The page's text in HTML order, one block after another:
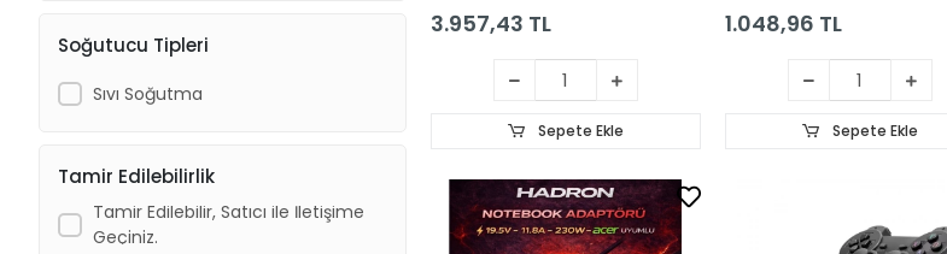
Monster
Msi
Özmen
PHILIPS
Platoon
Soğutucu Tipleri
Sıvı Soğutma
Tamir Edilebilirlik
Tamir Edilebilir, Satıcı ile İletişime
Geçiniz.
Hd8897)
3.957,43 TL
Sepete Ekle
1.048,96 TL
Sepete Ekle